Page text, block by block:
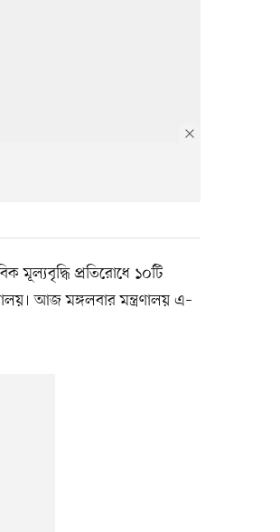
মূল্যবৃদ্ধি প্রতিরোধে ১০টি
আজ মঙ্গলবার মন্ত্রণালয় এ–